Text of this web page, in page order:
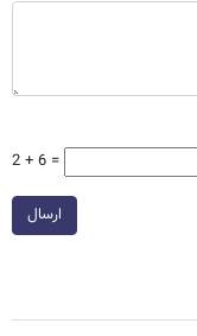
2 + 6 =
ارسال